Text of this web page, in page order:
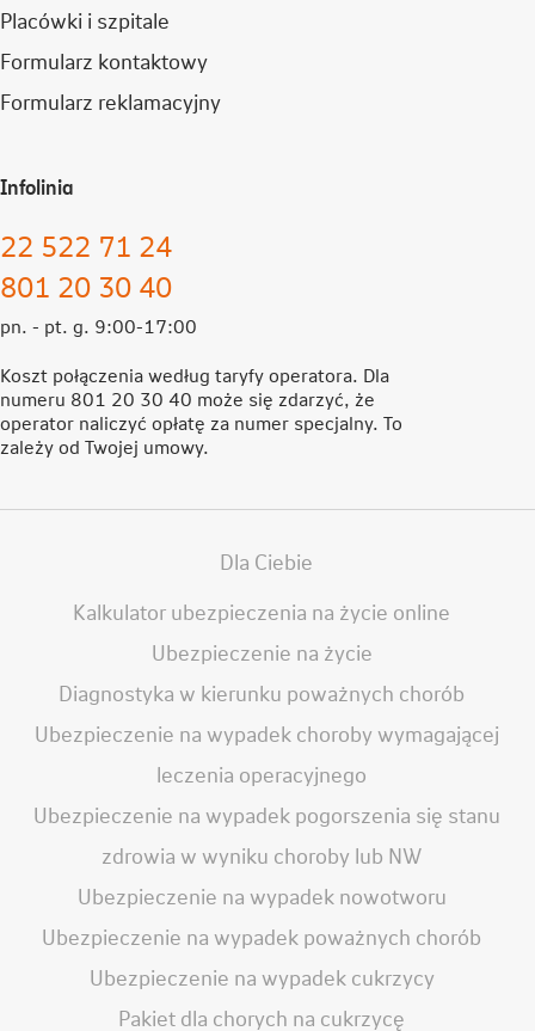
Placówki i szpitale
Formularz kontaktowy
Formularz reklamacyjny
Infolinia
22 522 71 24
801 20 30 40
pn. - pt. g. 9:00-17:00
Koszt połączenia według taryfy operatora. Dla
numeru 801 20 30 40 może się zdarzyć, że
operator naliczyć opłatę za numer specjalny. To
zależy od Twojej umowy.
Dla Ciebie
Kalkulator ubezpieczenia na życie online
Ubezpieczenie na życie
Diagnostyka w kierunku poważnych chorób
Ubezpieczenie na wypadek choroby wymagającej
leczenia operacyjnego
Ubezpieczenie na wypadek pogorszenia się stanu
zdrowia w wyniku choroby lub NW
Ubezpieczenie na wypadek nowotworu
Ubezpieczenie na wypadek poważnych chorób
Ubezpieczenie na wypadek cukrzycy
Pakiet dla chorych na cukrzycę